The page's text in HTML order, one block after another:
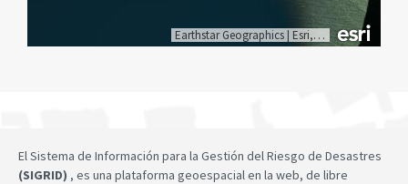
Earthstar Geographics | Esri, HERE, Garmin
El Sistema de Información para la Gestión del Riesgo de Desastres
(SIGRID) , es una plataforma geoespacial en la web, de libre